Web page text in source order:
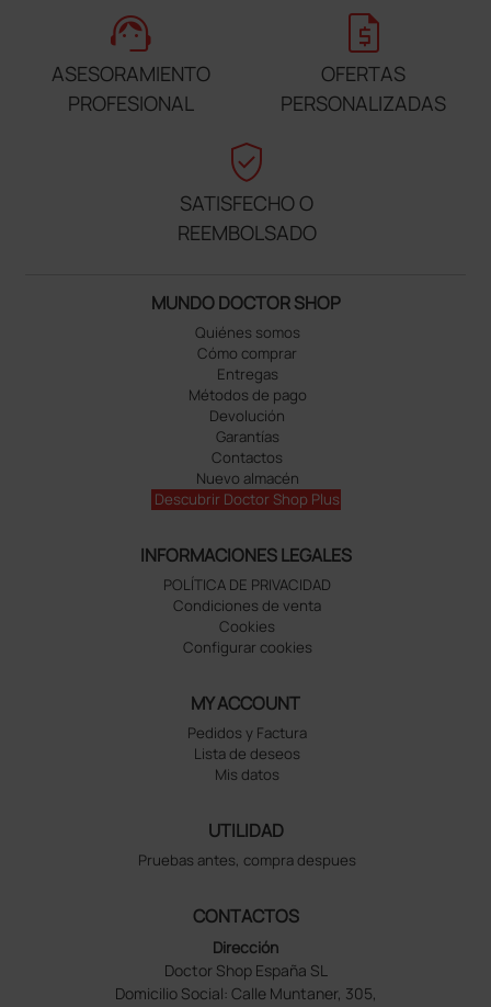
support_agent
ASESORAMIENTO
PROFESIONAL
request_quote
OFERTAS
PERSONALIZADAS
verified_user
SATISFECHO O
REEMBOLSADO
MUNDO DOCTOR SHOP
Quiénes somos
Cómo comprar
Entregas
Métodos de pago
Devolución
Garantías
Contactos
Nuevo almacén
Descubrir Doctor Shop Plus
INFORMACIONES LEGALES
POLÍTICA DE PRIVACIDAD
Condiciones de venta
Cookies
Configurar cookies
MY ACCOUNT
Pedidos y Factura
Lista de deseos
Mis datos
UTILIDAD
Pruebas antes, compra despues
CONTACTOS
Dirección
Doctor Shop España SL
Domicilio Social: Calle Muntaner, 305,